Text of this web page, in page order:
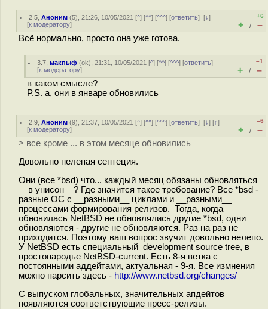
2.5 ,Аноним (5), 21:26, 10/05/2021 [^] [^^] [^^^] [ответить][↓]
[к модератору]
+6
+ / –
Всё нормально, просто она уже готова.
3.7 ,макпыф (ok), 21:31, 10/05/2021 [^] [^^] [^^^] [ответить]
[к модератору]
–1
+ / –
в каком смысле?
P.S. а, они в январе обновились
2.9 ,Аноним (9), 21:37, 10/05/2021 [^] [^^] [^^^] [ответить][↓] [↑]
[к модератору]
–6
+ / –
> все кроме ... в этом месяце обновились
Довольно нелепая сентеция.
Они (все *bsd) что... каждый месяц обязаны обновляться
__в унисон__? Где значится такое требование? Все *bsd -
разные ОС с __разными__ циклами и __разными__
процессами формирования релизов. Тогда, когда
обновилась NetBSD не обновлялись другие *bsd, одни
обновляются - другие не обновляются. Раз на раз не
приходится. Поэтому ваш вопрос звучит довольно нелепо.
У NetBSD есть специальный development source tree, в
простонародье NetBSD-current. Есть 8-я ветка с
постоянными аддейтами, актуальная - 9-я. Все измнения
можно парсить здесь - http://www.netbsd.org/changes/
С выпуском глобальных, значительных апдейтов
появляются соответствующие пресс-релизы.